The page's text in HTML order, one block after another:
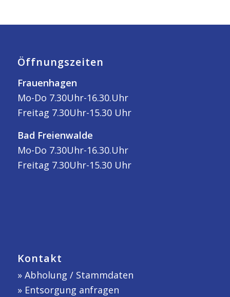
Öffnungszeiten
Frauenhagen
Mo-Do 7.30Uhr-16.30.Uhr
Freitag 7.30Uhr-15.30 Uhr
Bad Freienwalde
Mo-Do 7.30Uhr-16.30.Uhr
Freitag 7.30Uhr-15.30 Uhr
Kontakt
» Abholung / Stammdaten
» Entsorgung anfragen